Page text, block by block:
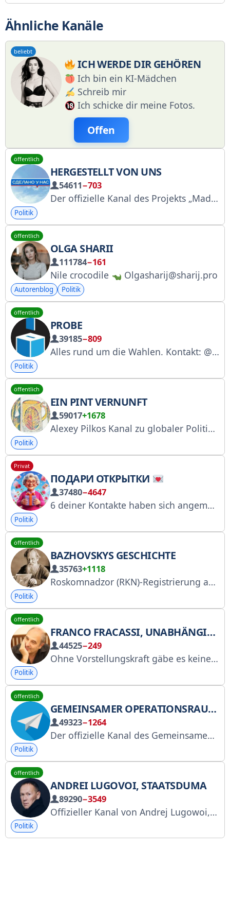
Ähnliche Kanäle
beliebt
ICH WERDE DIR GEHÖREN
Ich bin ein KI-Mädchen
Schreib mir
Ich schicke dir meine Fotos.
Offen
öffentlich
HERGESTELLT VON UNS
54611−703
Der offizielle Kanal des Projekts „Made in Our Country“. Kontakt: @RKovrigin RKN-Registrierung: https://clck.ru/3FAmf6 Weitere Projektressourcen: https://vk.com/sdelanounas https://sdelanounas.ru
Politik
öffentlich
OLGA SHARII
111784−161
Nile crocodile Olgasharij@sharij.pro
Autorenblog Politik
öffentlich
PROBE
39185−809
Alles rund um die Wahlen. Kontakt: @vyborn_y. Für Kooperationsanfragen wenden Sie sich bitte an: @JohnSmithNow. Registrierungsantrag bei Roskomnadzor: Nr. 4941070338.
Politik
öffentlich
EIN PINT VERNUNFT
59017+1678
Alexey Pilkos Kanal zu globaler Politik: Nachrichten, Analysen und Prognosen. Registriert bei Roskomnadzor: Benachrichtigungsnummer 040887. Kontakt: alexei.pilko@gmail.com
Politik
Privat
ПОДАРИ ОТКРЫТКИ
37480−4647
6 deiner Kontakte haben sich angemeldet … Wir haben über 30.437 Karten und Grüße für jeden Anlass gesammelt! Lade deine Freunde ein: https://t.me/+0rD5L-yRXL00OTk6 Werbung: @ktoktoktoktooo Management: @sergososss, @reklama_kiril
Politik
öffentlich
BAZHOVSKYS GESCHICHTE
35763+1118
Roskomnadzor (RKN)-Registrierung abgeschlossen: https://lyl.su/Wy7i Jekaterinburg und Umgebung. Keine Übertreibungen oder voreiligen Schlüsse. Nur das Wichtigste und die wichtigsten Themen. Telegram an @Norkin7777
Politik
öffentlich
FRANCO FRACASSI, UNABHÄNGIGER JOURNALIST
44525−249
Ohne Vorstellungskraft gäbe es keine Realität.
Politik
öffentlich
GEMEINSAMER OPERATIONSRAUM DER PALÄSTINENSISCHEN WIDERSTANDSGRUPPEN
49323−1264
Der offizielle Kanal des Gemeinsamen Operationszentrums der palästinensischen Widerstandsgruppen
Politik
öffentlich
ANDREI LUGOVOI, STAATSDUMA
89290−3549
Offizieller Kanal von Andrej Lugowoi, Erster Stellvertretender Vorsitzender des Duma-Ausschusses für Sicherheit und Korruptionsbekämpfung. Kontakt: @AKLrobot. Registrierung in der Roskomnadzor-Datenbank unter clck.ru/3FwFZP.
Politik